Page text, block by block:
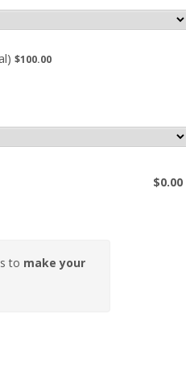
$100.00
$100.00
$0.00
$0.00
to make your